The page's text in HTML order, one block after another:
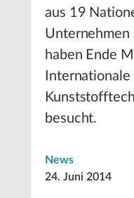
aus 19
haben Ende
besucht.
News
24. Juni 2014